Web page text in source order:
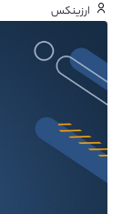
ارزینکس